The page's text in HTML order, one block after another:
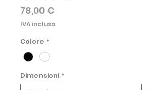
78,00 €Prezzo
IVA inclusa
Colore *
Dimensioni *